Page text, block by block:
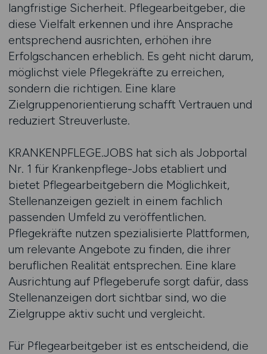
langfristige Sicherheit. Pflegearbeitgeber, die
diese Vielfalt erkennen und ihre Ansprache
entsprechend ausrichten, erhöhen ihre
Erfolgschancen erheblich. Es geht nicht darum,
möglichst viele Pflegekräfte zu erreichen,
sondern die richtigen. Eine klare
Zielgruppenorientierung schafft Vertrauen und
reduziert Streuverluste.
KRANKENPFLEGE.JOBS hat sich als Jobportal
Nr. 1 für Krankenpflege-Jobs etabliert und
bietet Pflegearbeitgebern die Möglichkeit,
Stellenanzeigen gezielt in einem fachlich
passenden Umfeld zu veröffentlichen.
Pflegekräfte nutzen spezialisierte Plattformen,
um relevante Angebote zu finden, die ihrer
beruflichen Realität entsprechen. Eine klare
Ausrichtung auf Pflegeberufe sorgt dafür, dass
Stellenanzeigen dort sichtbar sind, wo die
Zielgruppe aktiv sucht und vergleicht.
Für Pflegearbeitgeber ist es entscheidend, die